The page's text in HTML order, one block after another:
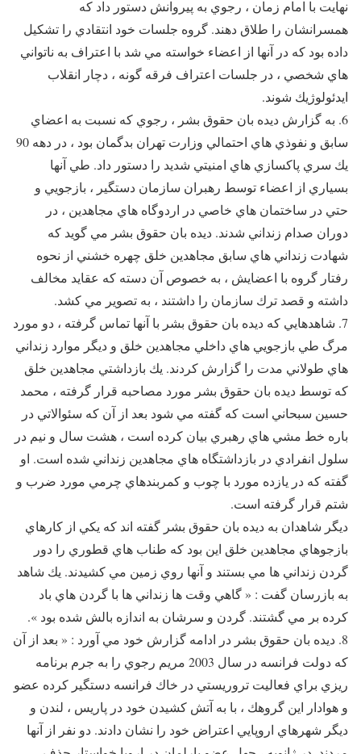
نهايت با امام زمان ، رجوي به پيروانش دستور داد كه
همسرانشان را طلاق دهند. گروه جلسات خود انتقادي را تشكيل
داده بود كه در آنها از اعضاء خواسته مي شد با اعتراف به ناتواني
هاي شخصي ، در جلسات اعتراف فرقه گونه ، دچار انقلاب
ايدئولوژيك شوند.
6. به گزارش ديده بان حقوق بشر ، رجوي كه نسبت به اعضاي
سابق و نفوذي هاي احتمالي وزارت تهران بدگمان بود ، در دهه 90
يك سري پاكسازي هاي امنيتي شديد را دستور داد. طي آنها
بسياري از اعضاء توسط رهبران سازمان دستگير ، بازجويي و
حتي در ساختمان هاي خاصي در اردوگاه هاي مجاهدين ، در
دوران صدام زنداني شدند. ديده بان حقوق بشر مي گويد كه
شهادت زنداني هاي سابق مجاهدين خلق چهره خشني از نحوه
رفتار گروه با اعضايش ، به خصوص آن دسته كه عقايد مخالف
داشته و قصد ترك سازمان را داشتند ، به تصوير مي كشد.
7. شاهدهايي كه ديده بان حقوق بشر با آنها تماس گرفته ، دو مورد
مرگ طي بازجويي هاي داخلي مجاهدين خلق و ديگر موارد زنداني
هاي طولاني مدت را گزارش كردند. يك بازداشتي مجاهدين خلق
كه توسط ديده بان حقوق بشر مورد مصاحبه قرار گرفته ، محمد
حسين سبحاني است كه گفته مي شود بعد از آن كه سئوالاتي در
باره خط مشي هاي رهبري بيان كرده است ، هشت سال و نيم در
سلول انفرادي در بازداشتگاه هاي مجاهدين زنداني شده است. او
گفته كه در يازده مورد با چوب و كمربندهاي چرمي مورد ضرب و
شتم قرار گرفته است.
ديگر شاهدان به ديده بان حقوق بشر گفته اند كه يكي از كارهاي
بازجوهاي مجاهدين خلق اين بود كه طناب هاي قطوري را دور
گردن زنداني ها مي بستند و آنها روي زمين مي كشيدند. يك شاهد
به بازرسان گفت : « گاهي وقت ها زنداني ها با گردن هاي باد
كرده بر مي گشتند. گردن و سرشان به اندازه بالش شده بود ».
8. ديده بان حقوق بشر در ادامه گزارش خود مي آورد : « بعد از آن
كه دولت فرانسه در سال 2003 مريم رجوي را به جرم برنامه
ريزي براي فعاليت تروريستي در خاك فرانسه دستگير كرده عضو
و هوادار اين گروهك ، با به آتش كشيدن خود در پاريس ، لندن و
ديگر شهرهاي اروپايي اعتراض خود را نشان دادند. دو نفر از آنها